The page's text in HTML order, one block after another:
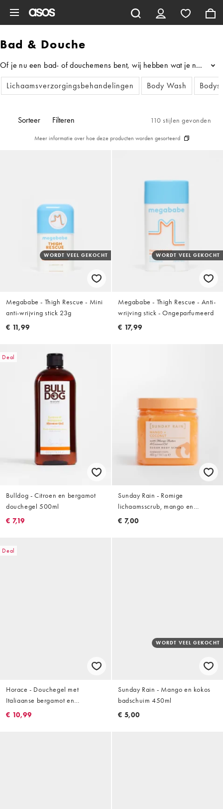
Bad & Douche
Of je nu een bad- of douchemens bent, wij hebben wat je nodig
...
Lichaamsverzorgingsbehandelingen
Body Wash
Sorteer Filteren 110 stijlen gevonden
Meer informatie over hoe deze producten worden gesorteerd
WORDT VEEL GEKOCHT
Megababe - Thigh Rescue - Mini
anti-wrijving stick 23g
€ 11,99
WORDT VEEL GEKOCHT
Megababe - Thigh Rescue - Anti-
wrijving stick - Ongeparfumeerd
€ 17,99
Deal
Bulldog - Citroen en bergamot
douchegel 500ml
€ 7,19
Sunday Rain - Romige
lichaamsscrub, mango en
kokosnoot
€ 7,00
Deal
Horace - Douchegel met
Italiaanse bergamot en
pepermunt 250ml
€ 10,99
WORDT VEEL GEKOCHT
Sunday Rain - Mango en kokos
badschuim 450ml
€ 5,00